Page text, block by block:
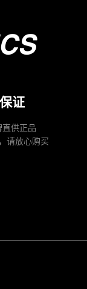
证
供正品
请放心购买